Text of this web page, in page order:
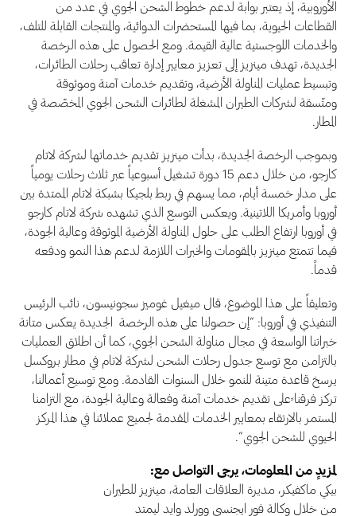
الأوروبية، إذ يعتبر بوابة لدعم خطوط الشحن الجوي في عدد من
القطاعات الحيوية، بما فيها المستحضرات الدوائية، والمنتجات القابلة للتلف،
والخدمات اللوجستية عالية القيمة. ومع الحصول على هذه الرخصة
الجديدة، تهدف مينزيز إلى تعزيز معايير إدارة تعاقب رحلات الطائرات،
وتبسيط عمليات المناولة الأرضية، وتقديم خدمات آمنة وموثوقة
ومتّسقة لشركات الطيران المشغلة لطائرات الشحن الجوي المخصّصة في
المطار.
وبموجب الرخصة الجديدة، بدأت مينزيز تقديم خدماتها لشركة لاتام
كارجو، من خلال دعم 15 دورة تشغيل أسبوعياً عبر ثلاث رحلات يومياً
على مدار خمسة أيام، مما يسهم في ربط بلجيكا بشبكة لاتام الممتدة بين
أوروبا وأمريكا اللاتينية. ويعكس التوسع الذي تشهده شركة لاتام كارجو
في أوروبا ارتفاع الطلب على حلول المناولة الأرضية الموثوقة وعالية الجودة،
فيما تتمتع مينزيز بالمقومات والخبرات اللازمة لدعم هذا النمو ودفعه
قدماً.
وتعليقاً على هذا الموضوع، قال ميغيل غوميز سجونيسون، نائب الرئيس
التنفيذي في أوروبا: “إن حصولنا على هذه الرخصة الجديدة يعكس متانة
خبراتنا الواسعة في مجال مناولة الشحن الجوي، كما أن اطلاق العمليات
بالتزامن مع توسع جدول رحلات الشحن لشركة لاتام في مطار بروكسل
يرسخ قاعدة متينة للنمو خلال السنوات القادمة. ومع توسيع أعمالنا،
تركز فرقنا ًعلى تقديم خدمات آمنة وفعالة وعالية الجودة، مع التزامنا
المستمر بالارتقاء بمعايير الخدمات المقدمة لجميع عملائنا في هذا المركز
الحيوي للشحن الجوي”.
لمزيدٍ من المعلومات، يرجى التواصل مع:
بيكي ماكفيكر، مديرة العلاقات العامة، مينزيز للطيران
من خلال وكالة فور ايجنسي وورلد وايد ليمتد